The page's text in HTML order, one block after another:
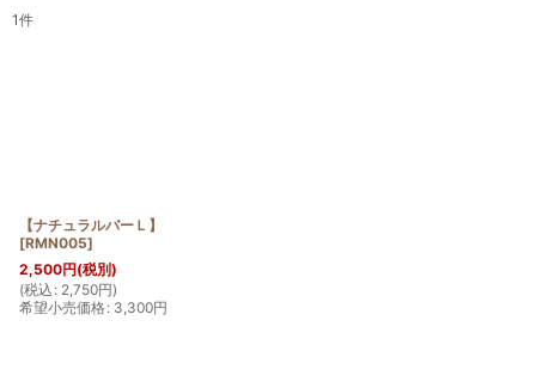
1件
【ナチュラルバーＬ】
[RMN005]
2,500円(税別)
(税込 : 2,750円)
希望小売価格: 3,300円